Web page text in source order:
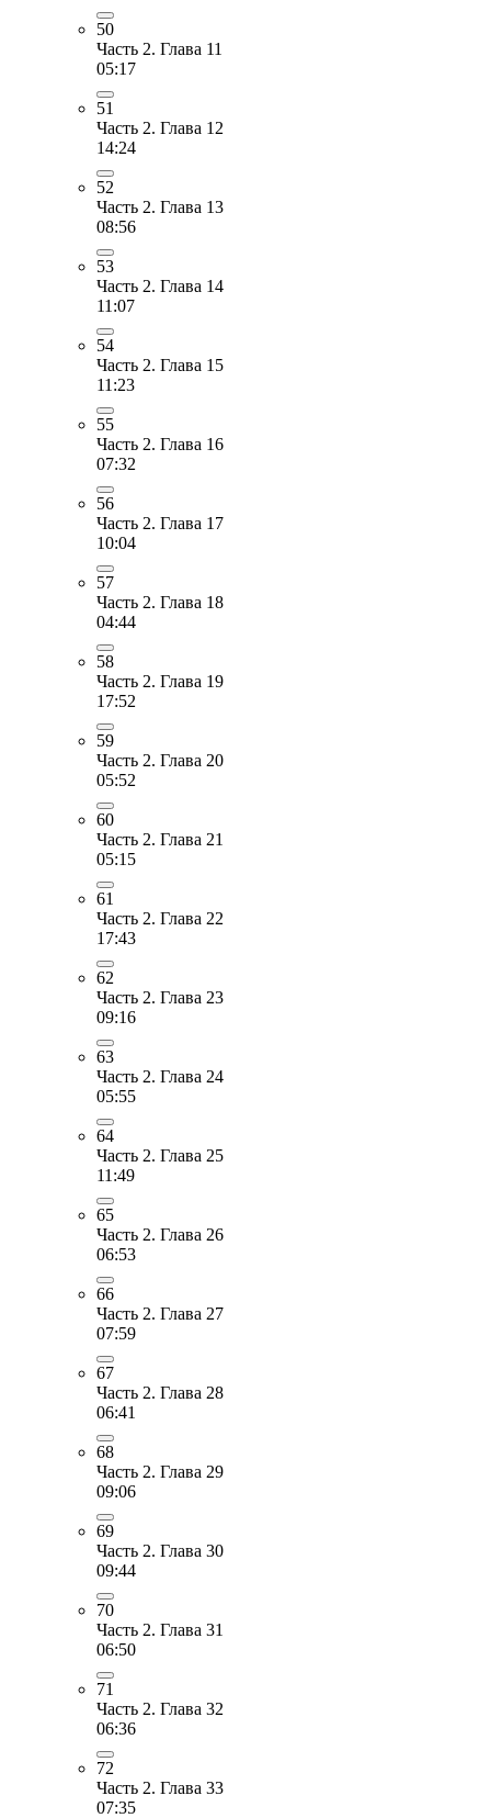
50
Часть 2. Глава 11
05:17
51
Часть 2. Глава 12
14:24
52
Часть 2. Глава 13
08:56
53
Часть 2. Глава 14
11:07
54
Часть 2. Глава 15
11:23
55
Часть 2. Глава 16
07:32
56
Часть 2. Глава 17
10:04
57
Часть 2. Глава 18
04:44
58
Часть 2. Глава 19
17:52
59
Часть 2. Глава 20
05:52
60
Часть 2. Глава 21
05:15
61
Часть 2. Глава 22
17:43
62
Часть 2. Глава 23
09:16
63
Часть 2. Глава 24
05:55
64
Часть 2. Глава 25
11:49
65
Часть 2. Глава 26
06:53
66
Часть 2. Глава 27
07:59
67
Часть 2. Глава 28
06:41
68
Часть 2. Глава 29
09:06
69
Часть 2. Глава 30
09:44
70
Часть 2. Глава 31
06:50
71
Часть 2. Глава 32
06:36
72
Часть 2. Глава 33
07:35